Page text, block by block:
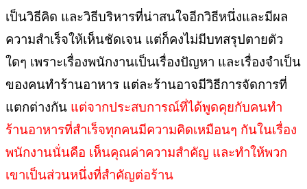
เป็นวิธีคิด และวิธีบริหารที่น่าสนใจอีกวิธีหนึ่งและมีผล
ความสำเร็จให้เห็นชัดเจน แต่ก็คงไม่มีบทสรุปตายตัว
ใดๆ เพราะเรื่องพนักงานเป็นเรื่องปัญหา และเรื่องจำเป็น
ของคนทำร้านอาหาร แต่ละร้านอาจมีวิธีการจัดการที่
แตกต่างกัน แต่จากประสบการณ์ที่ได้พูดคุยกับคนทำ
ร้านอาหารที่สำเร็จทุกคนมีความคิดเหมือนๆ กันในเรื่อง
พนักงานนั่นคือ เห็นคุณค่าความสำคัญ และทำให้พวก
เขาเป็นส่วนหนึ่งที่สำคัญต่อร้าน